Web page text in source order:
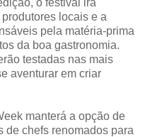
o festival irá
locais e a
pela matéria-prima
da boa gastronomia.
testadas nas mais
aventurar em criar
manterá a opção de
de chefs renomados para